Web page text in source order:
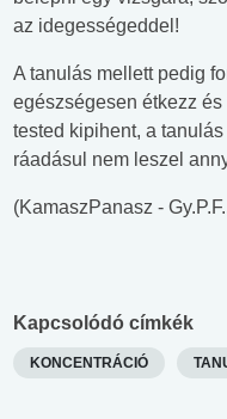
az idegességeddel!
A tanulás mellett pedig
egészségesen étkezz
tested kipihent, a
ráadásul nem leszel
(KamaszPanasz -
Kapcsolódó címkék
KONCENTRÁCIÓ